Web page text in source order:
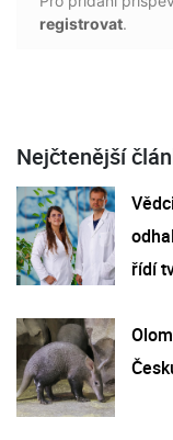
registrovat.
Nejčtenější
řídí